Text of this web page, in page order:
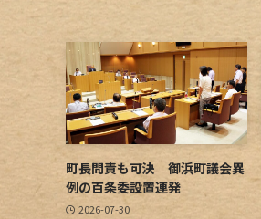
町長問責も可決 御浜町議会異
例の百条委設置連発
2026-07-30